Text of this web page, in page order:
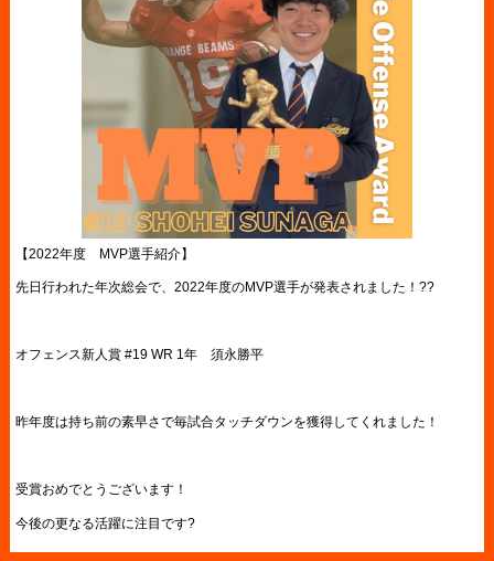
【2022年度 MVP選手紹介】
先日行われた年次総会で、2022年度のMVP選手が発表されました！??
オフェンス新人賞 #19 WR 1年 須永勝平
昨年度は持ち前の素早さで毎試合タッチダウンを獲得してくれました！
受賞おめでとうございます！
今後の更なる活躍に注目です?